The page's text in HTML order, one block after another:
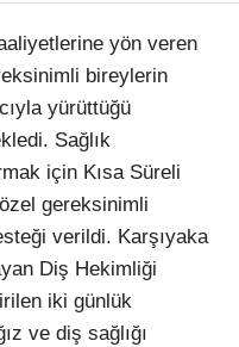
yön veren
bireylerin
yürüttüğü
Sağlık
için Kısa Süreli
gereksinimli
verildi. Karşıyaka
Diş Hekimliği
iki günlük
ve diş sağlığı